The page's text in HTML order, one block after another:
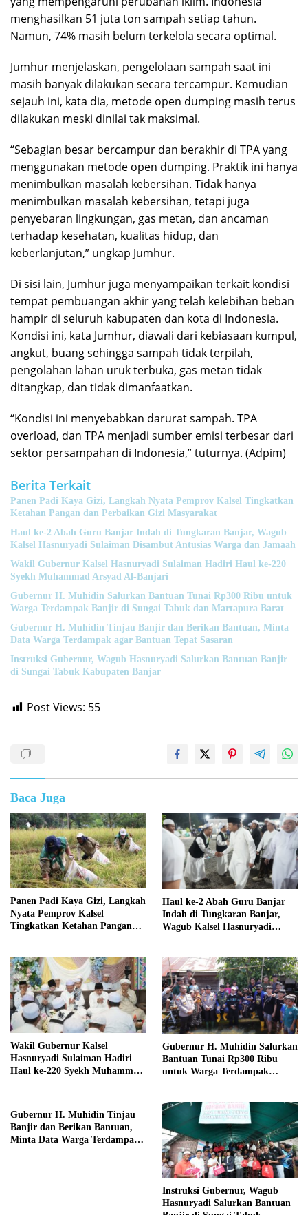
menghasilkan 51 juta ton sampah setiap tahun.
Namun, 74% masih belum terkelola secara optimal.
Jumhur menjelaskan, pengelolaan sampah saat ini
masih banyak dilakukan secara tercampur. Kemudian
sejauh ini, kata dia, metode open dumping masih terus
dilakukan meski dinilai tak maksimal.
“Sebagian besar bercampur dan berakhir di TPA yang
menggunakan metode open dumping. Praktik ini hanya
menimbulkan masalah kebersihan. Tidak hanya
menimbulkan masalah kebersihan, tetapi juga
penyebaran lingkungan, gas metan, dan ancaman
terhadap kesehatan, kualitas hidup, dan
keberlanjutan,” ungkap Jumhur.
Di sisi lain, Jumhur juga menyampaikan terkait kondisi
tempat pembuangan akhir yang telah kelebihan beban
hampir di seluruh kabupaten dan kota di Indonesia.
Kondisi ini, kata Jumhur, diawali dari kebiasaan kumpul,
angkut, buang sehingga sampah tidak terpilah,
pengolahan lahan uruk terbuka, gas metan tidak
ditangkap, dan tidak dimanfaatkan.
“Kondisi ini menyebabkan darurat sampah. TPA
overload, dan TPA menjadi sumber emisi terbesar dari
sektor persampahan di Indonesia,” tuturnya. (Adpim)
Berita Terkait
Panen Padi Kaya Gizi, Langkah Nyata Pemprov Kalsel Tingkatkan
Ketahan Pangan dan Perbaikan Gizi Masyarakat
Haul ke-2 Abah Guru Banjar Indah di Tungkaran Banjar, Wagub
Kalsel Hasnuryadi Sulaiman Disambut Antusias Warga dan Jamaah
Wakil Gubernur Kalsel Hasnuryadi Sulaiman Hadiri Haul ke-220
Syekh Muhammad Arsyad Al-Banjari
Gubernur H. Muhidin Salurkan Bantuan Tunai Rp300 Ribu untuk
Warga Terdampak Banjir di Sungai Tabuk dan Martapura Barat
Gubernur H. Muhidin Tinjau Banjir dan Berikan Bantuan, Minta
Data Warga Terdampak agar Bantuan Tepat Sasaran
‎Instruksi Gubernur, Wagub Hasnuryadi Salurkan Bantuan Banjir
di Sungai Tabuk Kabupaten Banjar
Post Views: 55
Baca Juga
Panen Padi Kaya Gizi, Langkah
Nyata Pemprov Kalsel
Tingkatkan Ketahan Pangan
Haul ke-2 Abah Guru Banjar
Indah di Tungkaran Banjar,
Wagub Kalsel Hasnuryadi
Wakil Gubernur Kalsel
Hasnuryadi Sulaiman Hadiri
Haul ke-220 Syekh Muhammad
Gubernur H. Muhidin Salurkan
Bantuan Tunai Rp300 Ribu
untuk Warga Terdampak
Gubernur H. Muhidin Tinjau
Banjir dan Berikan Bantuan,
Minta Data Warga Terdampak
‎Instruksi Gubernur, Wagub
Hasnuryadi Salurkan Bantuan